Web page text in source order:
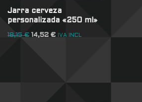
Jarra cerveza
personalizada «250 ml»
18,15€ 14,52 € IVA INCL